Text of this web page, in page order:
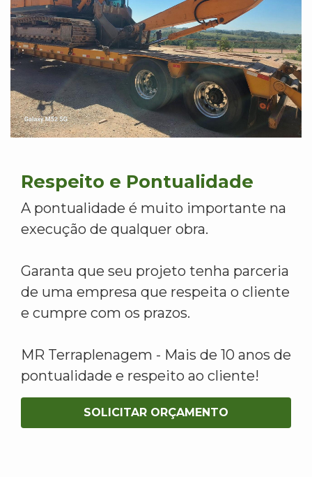
Respeito e Pontualidade
A pontualidade é muito importante na
execução de qualquer obra.
Garanta que seu projeto tenha parceria
de uma empresa que respeita o cliente
e cumpre com os prazos.
MR Terraplenagem - Mais de 10 anos de
pontualidade e respeito ao cliente!
SOLICITAR ORÇAMENTO